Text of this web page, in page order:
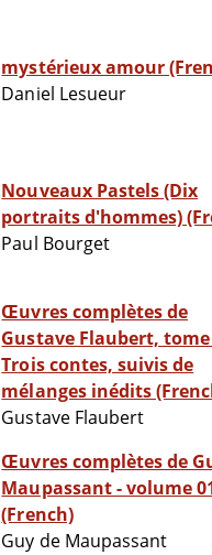
mystérieux amour
Daniel Lesueur
Nouveaux Pastels (Dix
portraits d'hommes)
Paul Bourget
Œuvres complètes de
Gustave Flaubert, tome
Trois contes, suivis de
mélanges inédits
Gustave Flaubert
Œuvres complètes de
Maupassant - volume
(French)
Guy de Maupassant